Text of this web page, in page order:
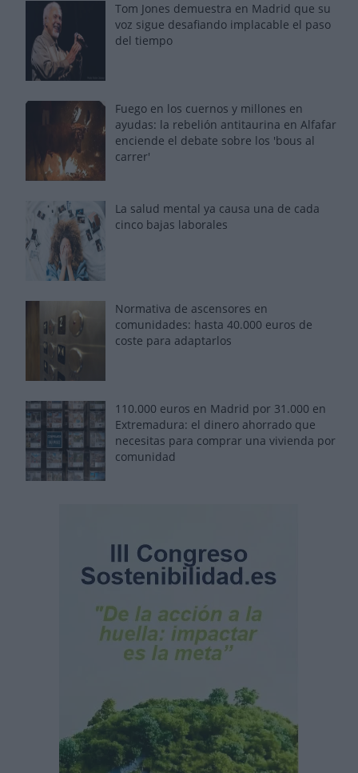
Tom Jones demuestra en Madrid que su
voz sigue desafiando implacable el paso
del tiempo
Fuego en los cuernos y millones en
ayudas: la rebelión antitaurina en Alfafar
enciende el debate sobre los 'bous al
carrer'
La salud mental ya causa una de cada
cinco bajas laborales
Normativa de ascensores en
comunidades: hasta 40.000 euros de
coste para adaptarlos
110.000 euros en Madrid por 31.000 en
Extremadura: el dinero ahorrado que
necesitas para comprar una vivienda por
comunidad